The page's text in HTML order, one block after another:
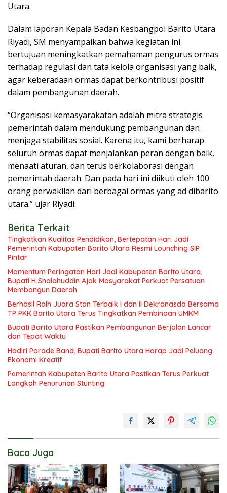
Utara.
Dalam laporan Kepala Badan Kesbangpol Barito Utara
Riyadi, SM menyampaikan bahwa kegiatan ini
bertujuan meningkatkan pemahaman pengurus ormas
terhadap regulasi dan tata kelola organisasi yang baik,
agar keberadaan ormas dapat berkontribusi positif
dalam pembangunan daerah.
“Organisasi kemasyarakatan adalah mitra strategis
pemerintah dalam mendukung pembangunan dan
menjaga stabilitas sosial. Karena itu, kami berharap
seluruh ormas dapat menjalankan peran dengan baik,
menaati aturan, dan terus berkolaborasi dengan
pemerintah daerah. Dan pada hari ini diikuti oleh 100
orang perwakilan dari berbagai ormas yang ad dibarito
utara.” ujar Riyadi.
Berita Terkait
Tingkatkan Kualitas Pendidikan, Bertepatan Hari Jadi
Pemerintah Kabupaten Barito Utara Resmi Lounching SIP
Pintar
Momentum Peringatan Hari Jadi Kabupaten Barito Utara,
Bupati H Shalahuddin Ajak Masyarakat Perkuat Persatuan
Membangun Daerah
Berhasil Raih Juara Stan Terbaik I dan II Dekranasda Bersama
TP PKK Barito Utara Terus Tingkatkan Pembinaan UMKM
Bupati Barito Utara Pastikan Pembangunan Berjalan Lancar
dan Tepat Waktu
Hadiri Parade Band, Bupati Barito Utara Harap Jadi Peluang
Ekonomi Kreatif
Pemerintah Kabupeten Barito Utara Pastikan Terus Perkuat
Langkah Penurunan Stunting
Baca Juga